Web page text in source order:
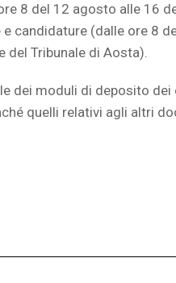
8 del 12 agosto alle 16
candidature (dalle ore 8
del Tribunale di Aosta).
dei moduli di deposito dei
quelli relativi agli altri